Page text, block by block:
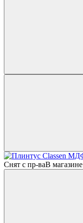
Снят с пр-ваВ магазине